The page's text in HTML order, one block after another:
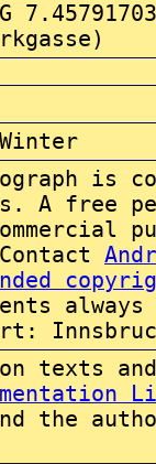
is
A free
texts
the